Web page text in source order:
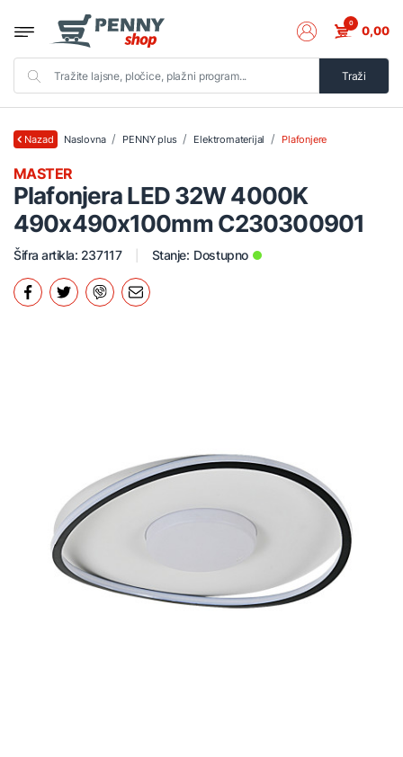
Traži
0 0,00
Nazad Naslovna PENNY plus Elektromaterijal Plafonjere
Plafonjera LED 32W 4000K
490x490x100mm C230300901
MASTER
Šifra artikla: 237117 Stanje: Dostupno